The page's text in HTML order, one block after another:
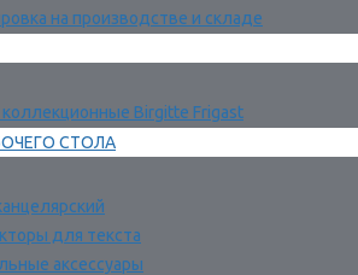
на производстве и складе
коллекционные Birgitte Frigast
СТОЛА
для текста
аксессуары